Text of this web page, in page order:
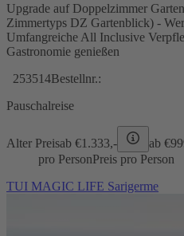
Upgrade auf Doppelzimmer
Zimmertyps DZ Gartenblick) -
Umfangreiche All Inclusive
Gastronomie genießen
253514Bestellnr.:
Pauschalreise
Alter Preisab €1.333,- ab €
pro PersonPreis pro Person
TUI MAGIC LIFE Sarigerme